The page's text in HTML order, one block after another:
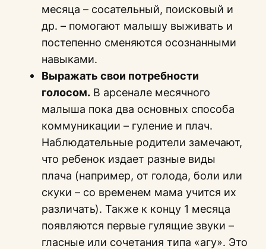
месяца – сосательный, поисковый и
др. – помогают малышу выживать и
постепенно сменяются осознанными
навыками.
Выражать свои потребности
голосом. В арсенале месячного
малыша пока два основных способа
коммуникации – гуление и плач.
Наблюдательные родители замечают,
что ребенок издает разные виды
плача (например, от голода, боли или
скуки – со временем мама учится их
различать). Также к концу 1 месяца
появляются первые гулящие звуки –
гласные или сочетания типа «агу». Это